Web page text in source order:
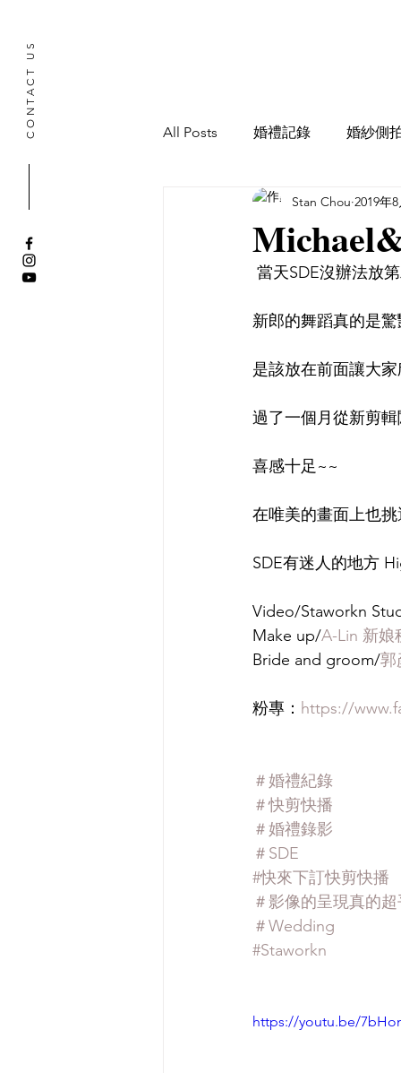
CONTACT US All Posts 婚禮記錄 婚紗側
寶寶抓周記錄 Stan Chou 2019年
當天SDE沒辦法放
新郎的舞蹈真的是
是該放在前面讓大
過了一個月從新剪
喜感十足~~
在唯美的畫面上也
SDE有迷人的地方
Video/Staworkn
Make up/A-Lin 新
Bride and groom/郭
粉專： https://
＃婚禮紀錄
＃快剪快播
＃婚禮錄影
＃SDE
#快來下訂快剪快播
＃影像的呈現真的
＃Wedding
#Staworkn
https://youtu.be/